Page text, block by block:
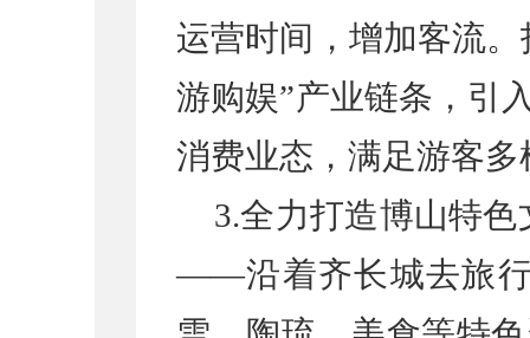
运营时间，增加客流
游购娱”产业链条，引
消费业态，满足游客多
3.全力打造博山特
——沿着齐长城去旅行